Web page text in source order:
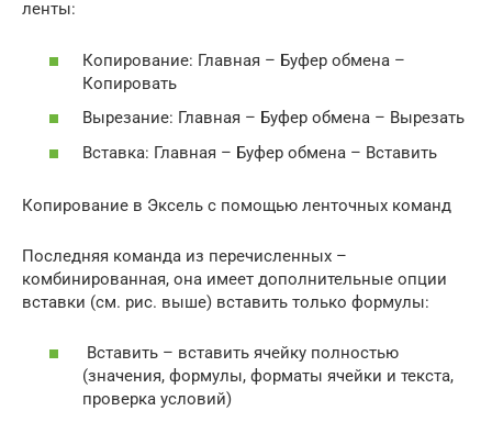
ленты:
Копирование: Главная – Буфер обмена –
Копировать
Вырезание: Главная – Буфер обмена – Вырезать
Вставка: Главная – Буфер обмена – Вставить
Копирование в Эксель с помощью ленточных команд
Последняя команда из перечисленных –
комбинированная, она имеет дополнительные опции
вставки (см. рис. выше) вставить только формулы:
Вставить – вставить ячейку полностью
(значения, формулы, форматы ячейки и текста,
проверка условий)